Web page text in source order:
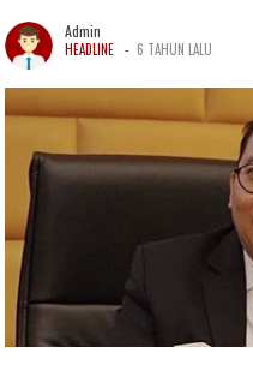
Admin
HEADLINE - 6 TAHUN LALU